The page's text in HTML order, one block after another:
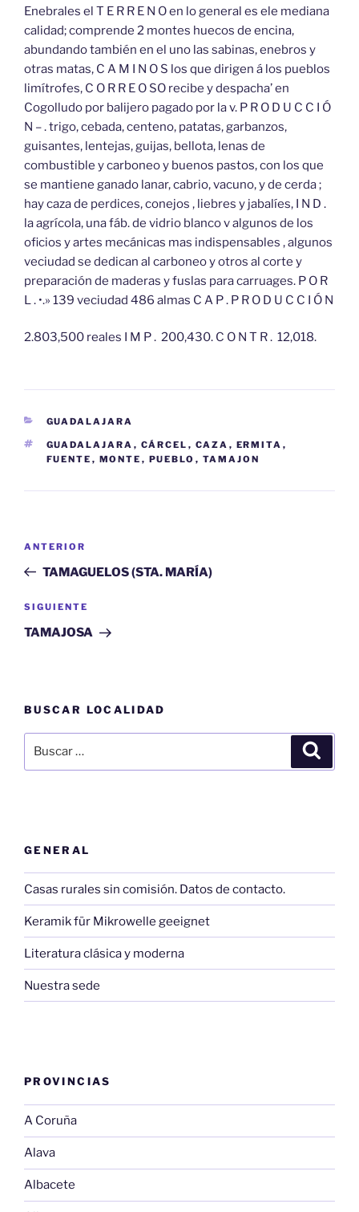
Enebrales el T E R R E N O en lo general es ele mediana
calidad; comprende 2 montes huecos de encina,
abundando también en el uno las sabinas, enebros y
otras matas, C A M I N O S los que dirigen á los pueblos
limítrofes, C O R R E O SO recibe y despacha’ en
Cogolludo por balijero pagado por la v. P R O D U C C I Ó
N – . trigo, cebada, centeno, patatas, garbanzos,
guisantes, lentejas, guijas, bellota, lenas de
combustible y carboneo y buenos pastos, con los que
se mantiene ganado lanar, cabrio, vacuno, y de cerda ;
hay caza de perdices, conejos , liebres y jabalíes, I N D .
la agrícola, una fáb. de vidrio blanco v algunos de los
oficios y artes mecánicas mas indispensables , algunos
veciudad se dedican al carboneo y otros al corte y
preparación de maderas y fuslas para carruages. P O R
L . •.» 139 veciudad 486 almas C A P . P R O D U C C I Ó N
2.803,500 reales I M P . 200,430. C O N T R . 12,018.
CATEGORÍAS
GUADALAJARA
ETIQUETAS
GUADALAJARA , CÁRCEL , CAZA , ERMITA ,
FUENTE , MONTE , PUEBLO , TAMAJON
entradas
Entrada
anterior:
ANTERIOR
TAMAGUELOS (STA. MARÍA)
Siguiente
entrada
SIGUIENTE
TAMAJOSA
BUSCAR LOCALIDAD
por:
GENERAL
Casas rurales sin comisión. Datos de contacto.
Keramik für Mikrowelle geeignet
Literatura clásica y moderna
Nuestra sede
PROVINCIAS
A Coruña
Alava
Albacete